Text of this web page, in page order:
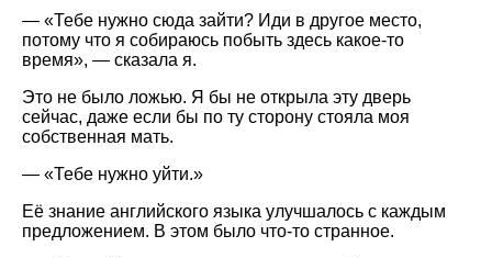
—
Тебе нужно сюда зайти? Иди в другое место,
потому что я собираюсь побыть здесь какое-то
время
, — сказала я.
Это не было ложью. Я бы не открыла эту дверь
сейчас, даже если бы по ту сторону стояла моя
собственная мать.
—
Тебе нужно уйти.
Её знание английского языка улучшалось с каждым
предложением. В этом было что-то странное.